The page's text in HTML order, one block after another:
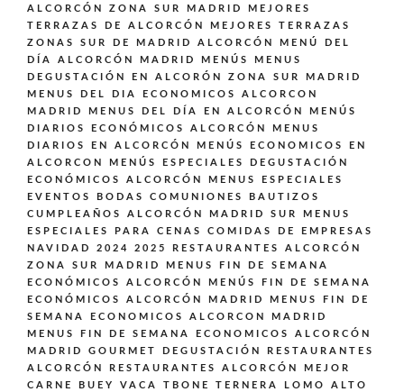
ALCORCÓN ZONA SUR MADRID
MEJORES
TERRAZAS DE ALCORCÓN
MEJORES TERRAZAS
ZONAS SUR DE MADRID ALCORCÓN
MENÚ DEL
DÍA ALCORCÓN MADRID
MENÚS
MENUS
DEGUSTACIÓN EN ALCORÓN ZONA SUR MADRID
MENUS DEL DIA ECONOMICOS ALCORCON
MADRID
MENUS DEL DÍA EN ALCORCÓN
MENÚS
DIARIOS ECONÓMICOS ALCORCÓN
MENUS
DIARIOS EN ALCORCÓN
MENÚS ECONOMICOS EN
ALCORCON
MENÚS ESPECIALES DEGUSTACIÓN
ECONÓMICOS ALCORCÓN
MENUS ESPECIALES
EVENTOS BODAS COMUNIONES BAUTIZOS
CUMPLEAÑOS ALCORCÓN MADRID SUR
MENUS
ESPECIALES PARA CENAS COMIDAS DE EMPRESAS
NAVIDAD 2024 2025 RESTAURANTES ALCORCÓN
ZONA SUR MADRID
MENUS FIN DE SEMANA
ECONÓMICOS ALCORCÓN
MENÚS FIN DE SEMANA
ECONÓMICOS ALCORCÓN MADRID
MENUS FIN DE
SEMANA ECONOMICOS ALCORCON MADRID
MENUS FIN DE SEMANA ECONOMICOS ALCORCÓN
MADRID GOURMET DEGUSTACIÓN
RESTAURANTES
ALCORCÓN
RESTAURANTES ALCORCÓN MEJOR
CARNE BUEY VACA TBONE TERNERA LOMO ALTO